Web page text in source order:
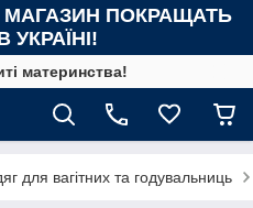
МАГАЗИН ПОКРАЩАТЬ
УКРАЇНІ!
материнства!
для вагітних та годувальниць